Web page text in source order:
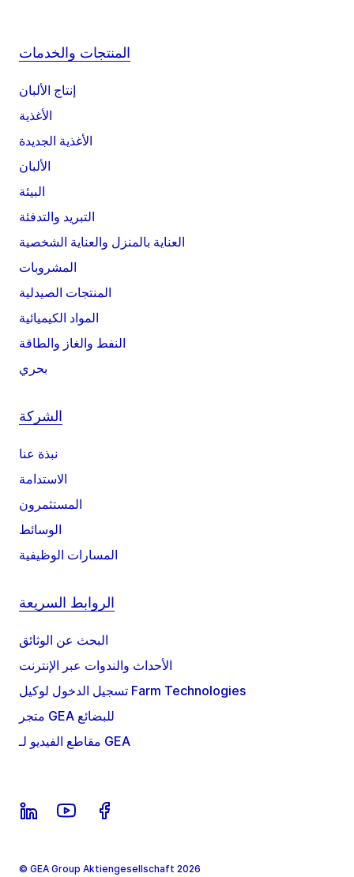
المنتجات والخدمات
إنتاج الألبان
الأغذية
الأغذية الجديدة
الألبان
البيئة
التبريد والتدفئة
العناية بالمنزل والعناية الشخصية
المشروبات
المنتجات الصيدلية
المواد الكيميائية
النفط والغاز والطاقة
بحري
الشركة
نبذة عنا
الاستدامة
المستثمرون
الوسائط
المسارات الوظيفية
الروابط السريعة
البحث عن الوثائق
الأحداث والندوات عبر الإنترنت
تسجيل الدخول لوكيل Farm Technologies
متجر GEA للبضائع
مقاطع الفيديو لـ GEA
© GEA Group Aktiengesellschaft 2026